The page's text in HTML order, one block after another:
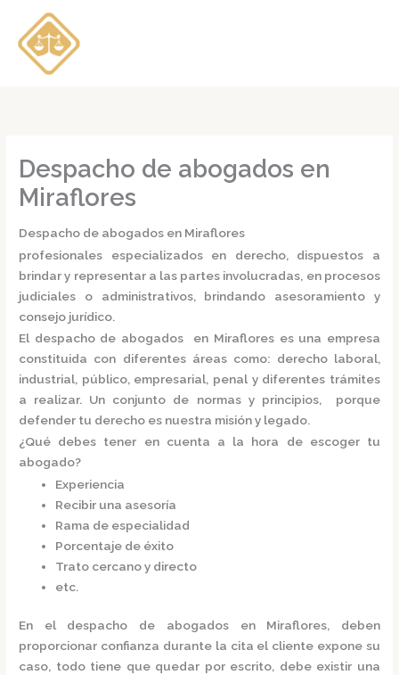
contenido
Despacho de abogados en
Miraflores
Despacho de abogados en Miraflores
profesionales especializados en derecho, dispuestos a
brindar y representar a las partes involucradas, en procesos
judiciales o administrativos, brindando asesoramiento y
consejo jurídico.
El despacho de abogados en Mirafloreses una empresa
constituida con diferentes áreas como: derecho laboral,
industrial, público, empresarial, penal y diferentes trámites
a realizar. Un conjunto de normas y principios, porque
defender tu derecho es nuestra misión y legado.
¿Qué debes tener en cuenta a la hora de escoger tu
abogado?
Experiencia
Recibir una asesoría
Rama de especialidad
Porcentaje de éxito
Trato cercano y directo
etc.
En el despacho de abogados en Miraflores, deben
proporcionar confianza durante la cita el cliente expone su
caso, todo tiene que quedar por escrito, debe existir una